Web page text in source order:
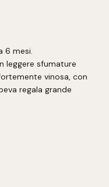
6 mesi.
leggere sfumature
vinosa, con
regala grande